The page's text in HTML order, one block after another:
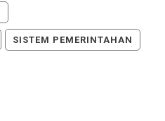
SISTEM PEMERINTAHAN